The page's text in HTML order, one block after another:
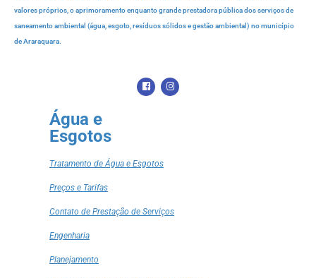
valores próprios, o aprimoramento enquanto grande prestadora pública dos serviços de
saneamento ambiental (água, esgoto, resíduos sólidos e gestão ambiental) no município
de Araraquara.
Água e
Esgotos
Tratamento de Água e Esgotos
Preços e Tarifas
Contato de Prestação de Serviços
Engenharia
Planejamento